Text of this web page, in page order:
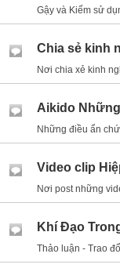
Gậy và Kiếm sử
Chia sẻ kinh
Nơi chia xẻ kinh
Aikido
Những điều ẩn
Video clip
Nơi post những
Khí Đạo
Thảo luận - Trao